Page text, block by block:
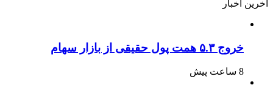
آخرین اخبار
خروج ۵.۳ همت پول حقیقی از بازار سهام
8 ساعت پیش